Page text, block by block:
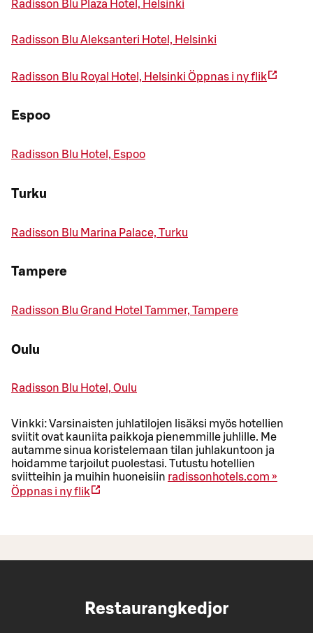
Radisson Blu Plaza Hotel, Helsinki
Radisson Blu Aleksanteri Hotel, Helsinki
Radisson Blu Royal Hotel, Helsinki Öppnas i ny flik
Espoo
Radisson Blu Hotel, Espoo
Turku
Radisson Blu Marina Palace, Turku
Tampere
Radisson Blu Grand Hotel Tammer, Tampere
Oulu
Radisson Blu Hotel, Oulu
Vinkki: Varsinaisten juhlatilojen lisäksi myös hotellien
sviitit ovat kauniita paikkoja pienemmille juhlille. Me
autamme sinua koristelemaan tilan juhlakuntoon ja
hoidamme tarjoilut puolestasi. Tutustu hotellien
sviitteihin ja muihin huoneisiin radissonhotels.com »
Öppnas i ny flik
Restaurangkedjor